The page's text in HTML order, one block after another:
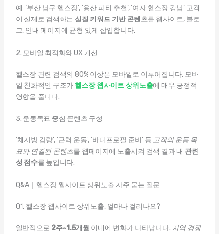
예: ‘부산 남구 헬스장’, ‘용산 피티 추천’, ‘여자 헬스장 강남’ 고객
이 실제로 검색하는 실질 키워드 기반 콘텐츠를 웹사이트, 블로
그, 안내 페이지에 균형 있게 삽입합니다.
2. 모바일 최적화와 UX 개선
헬스장 관련 검색의 80% 이상은 모바일로 이루어집니다. 모바
일 친화적인 구조가헬스장 웹사이트 상위노출에 매우 긍정적
영향을 줍니다.
3. 운동목표 중심 콘텐츠 구성
‘체지방 감량’, ‘근력 운동’, ‘바디프로필 준비’ 등 고객의 운동 목
표와 연결된 콘텐츠를 웹페이지에 노출시켜 검색 결과 내 관련
성 점수를 높입니다.
Q&A｜헬스장 웹사이트 상위노출 자주 묻는 질문
Q1. 헬스장 웹사이트 상위노출, 얼마나 걸리나요?
일반적으로 2주~1.5개월 이내에 변화가 나타납니다. 지역 경쟁